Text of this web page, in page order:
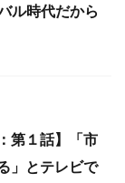
ル時代だから
第１話】「市
」とテレビで